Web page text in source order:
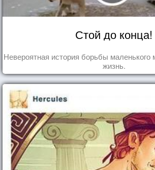
Стой до конца!
Невероятная история борьбы
жизнь.